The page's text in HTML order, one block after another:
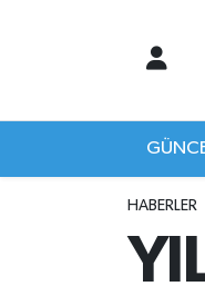
HABERLER
Hava Durumu
Namaz Vakitleri
Trafik Durumu